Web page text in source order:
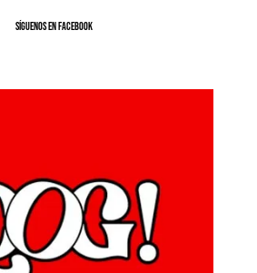
SíGUENOS EN FACEBOOK